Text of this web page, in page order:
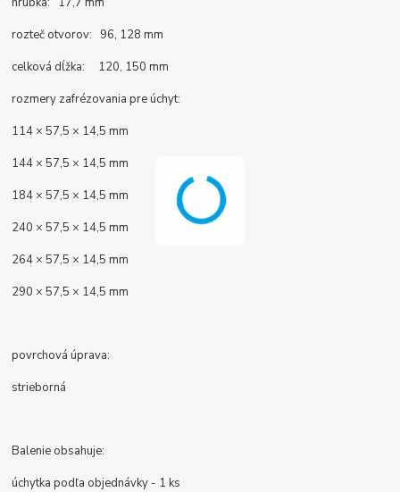
rozteč otvorov: 96, 128 mm
celková dĺžka: 120, 150 mm
rozmery zafrézovania pre úchyt:
114 × 57,5 × 14,5 mm
144 × 57,5 × 14,5 mm
184 × 57,5 × 14,5 mm
240 × 57,5 × 14,5 mm
264 × 57,5 × 14,5 mm
290 × 57,5 × 14,5 mm
povrchová úprava:
strieborná
Balenie obsahuje:
úchytka podľa objednávky - 1 ks